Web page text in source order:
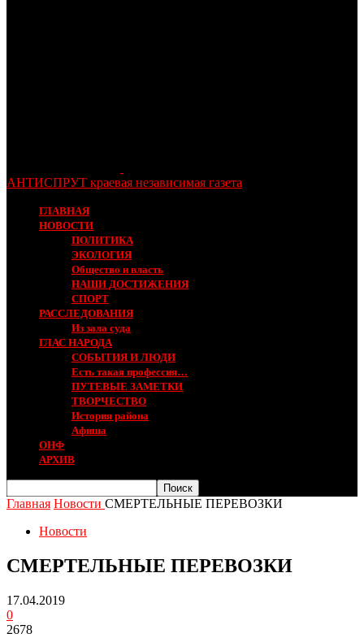
АНТИСПРУТ краевая независимая газета
ГЛАВНАЯ
НОВОСТИ
ПОЛИТИКА
ЭКОЛОГИЯ
Общество и власть
НАШИ ДОСТИЖЕНИЯ
СПОРТ
РАССЛЕДОВАНИЯ
Из зала суда
ГЛАС НАРОДА
СОБЫТИЯ И ЛЮДИ
Есть такая профессия…
ПУТЕВЫЕ ЗАМЕТКИ
ТВОРЧЕСТВО
История района
Афиша
ОНФ
АРХИВ
Главная Новости СМЕРТЕЛЬНЫЕ ПЕРЕВОЗКИ
Новости
СМЕРТЕЛЬНЫЕ ПЕРЕВОЗКИ
17.04.2019
0
2678